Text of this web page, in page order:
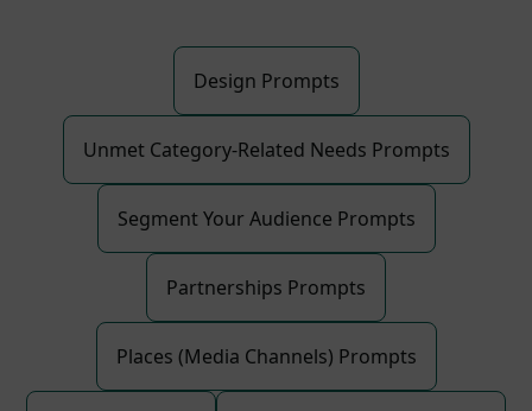
Design Prompts
Unmet Category-Related Needs Prompts
Segment Your Audience Prompts
Partnerships Prompts
Places (Media Channels) Prompts